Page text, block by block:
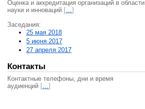
Оценка и аккредитация организаций в области
науки и инноваций […]
Заседания:
25 мая 2018
5 июня 2017
27 апреля 2017
Контакты
Контактные телефоны, дни и время
аудиенций […]